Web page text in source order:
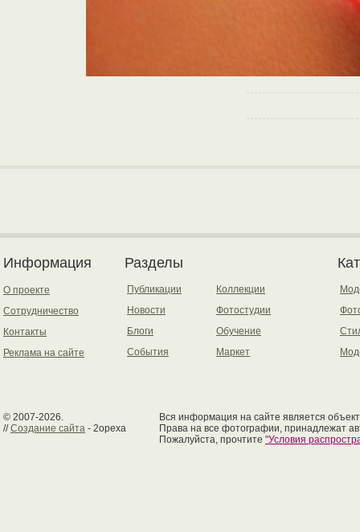
Информация
О проекте
Сотрудничество
Контакты
Реклама на сайте
Разделы
Публикации
Новости
Блоги
События
Коллекции
Фотостудии
Обучение
Маркет
© 2007-2026.
//Создание сайта - 2opexa
Вся информация на сайте является
Права на все фотографии, принадлежат
Пожалуйста, прочтите "Условия